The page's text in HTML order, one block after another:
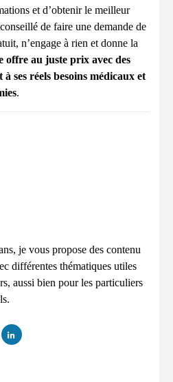
et d’obtenir le meilleur
de faire une demande de
n’engage à rien et donne la
offre au juste prix avec des
ses réels besoins médicaux et
.
je vous propose des contenu
différentes thématiques utiles
aussi bien pour les particuliers